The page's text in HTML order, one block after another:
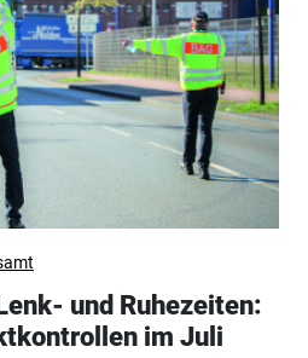
und Ruhezeiten:
im Juli